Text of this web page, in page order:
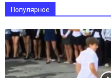
Популярное